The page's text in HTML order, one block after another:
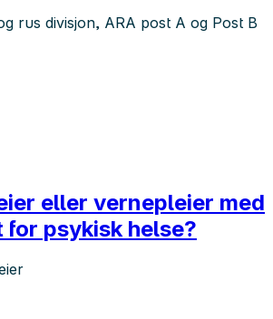
rus divisjon, ARA post A og Post B
eller vernepleier med
for psykisk helse?